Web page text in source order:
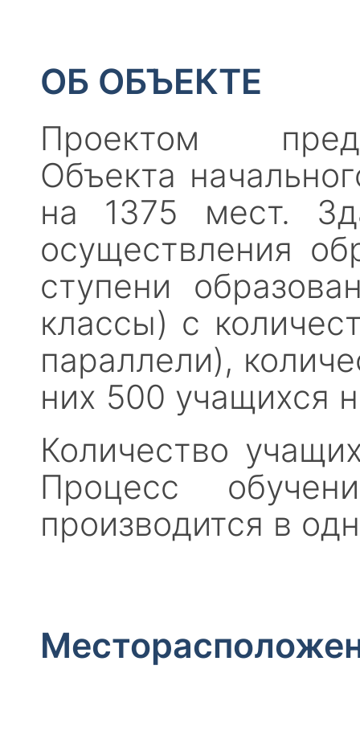
ОБ ОБЪЕКТЕ
Проектом
Объекта
на 1375 мест.
осуществления
ступени
классы) с
параллели),
них 500 учащихся
Количество
Процесс
производится в